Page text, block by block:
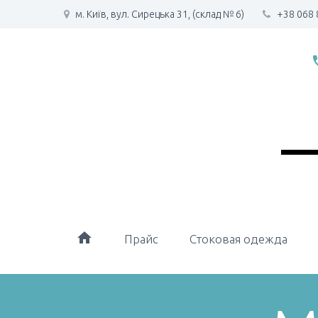
м. Київ, вул. Сирецька 31, (склад № 6) +38 068
home Прайс Стоковая одежда